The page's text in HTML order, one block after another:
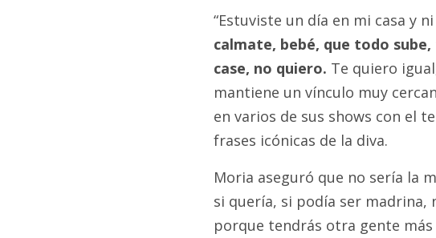
“Estuviste un día en mi casa y
calmate, bebé, que todo
case, no quiero. Te quiero
mantiene un vínculo muy
en varios de sus shows con el
frases icónicas de la diva.
Moria aseguró que no sería la
si quería, si podía ser madrina,
porque tendrás otra gente